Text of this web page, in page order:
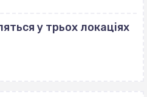
у трьох локаціях